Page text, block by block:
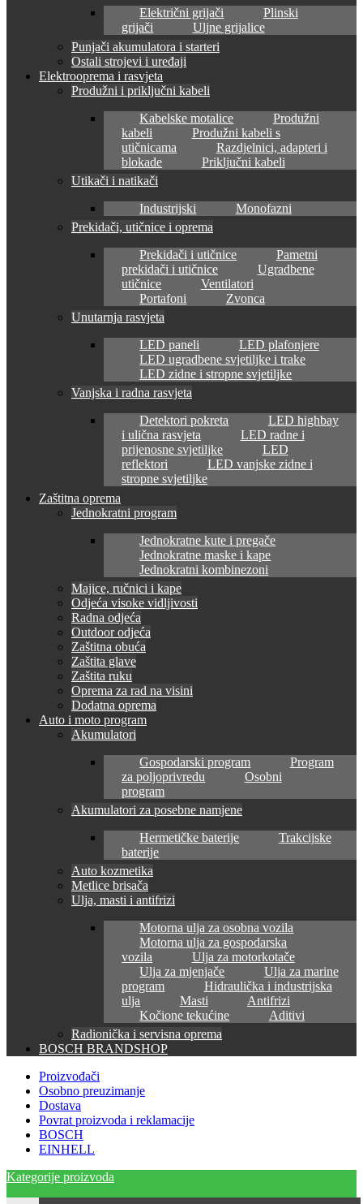
Električni grijači
Plinski
grijači
Uljne grijalice
Punjači akumulatora i starteri
Ostali strojevi i uređaji
Elektrooprema i rasvjeta
Produžni i priključni kabeli
Kabelske motalice
Produžni
kabeli
Produžni kabeli s
utičnicama
Razdjelnici, adapteri i
blokade
Priključni kabeli
Utikači i natikači
Industrijski
Monofazni
Prekidači, utičnice i oprema
Prekidači i utičnice
Pametni
prekidači i utičnice
Ugradbene
utičnice
Ventilatori
Portafoni
Zvonca
Unutarnja rasvjeta
LED paneli
LED plafonjere
LED ugradbene svjetiljke i trake
LED zidne i stropne svjetiljke
Vanjska i radna rasvjeta
Detektori pokreta
LED highbay
i ulična rasvjeta
LED radne i
prijenosne svjetiljke
LED
reflektori
LED vanjske zidne i
stropne svjetiljke
Zaštitna oprema
Jednokratni program
Jednokratne kute i pregače
Jednokratne maske i kape
Jednokratni kombinezoni
Majice, ručnici i kape
Odjeća visoke vidljivosti
Radna odjeća
Outdoor odjeća
Zaštitna obuća
Zaštita glave
Zaštita ruku
Oprema za rad na visini
Dodatna oprema
Auto i moto program
Akumulatori
Gospodarski program
Program
za poljoprivredu
Osobni
program
Akumulatori za posebne namjene
Hermetičke baterije
Trakcijske
baterije
Auto kozmetika
Metlice brisača
Ulja, masti i antifrizi
Motorna ulja za osobna vozila
Motorna ulja za gospodarska
vozila
Ulja za motorkotače
Ulja za mjenjače
Ulja za marine
program
Hidraulička i industrijska
ulja
Masti
Antifrizi
Kočione tekućine
Aditivi
Radionička i servisna oprema
BOSCH BRANDSHOP
Proizvođači
Osobno preuzimanje
Dostava
Povrat proizvoda i reklamacije
BOSCH
EINHELL
Kategorije proizvoda